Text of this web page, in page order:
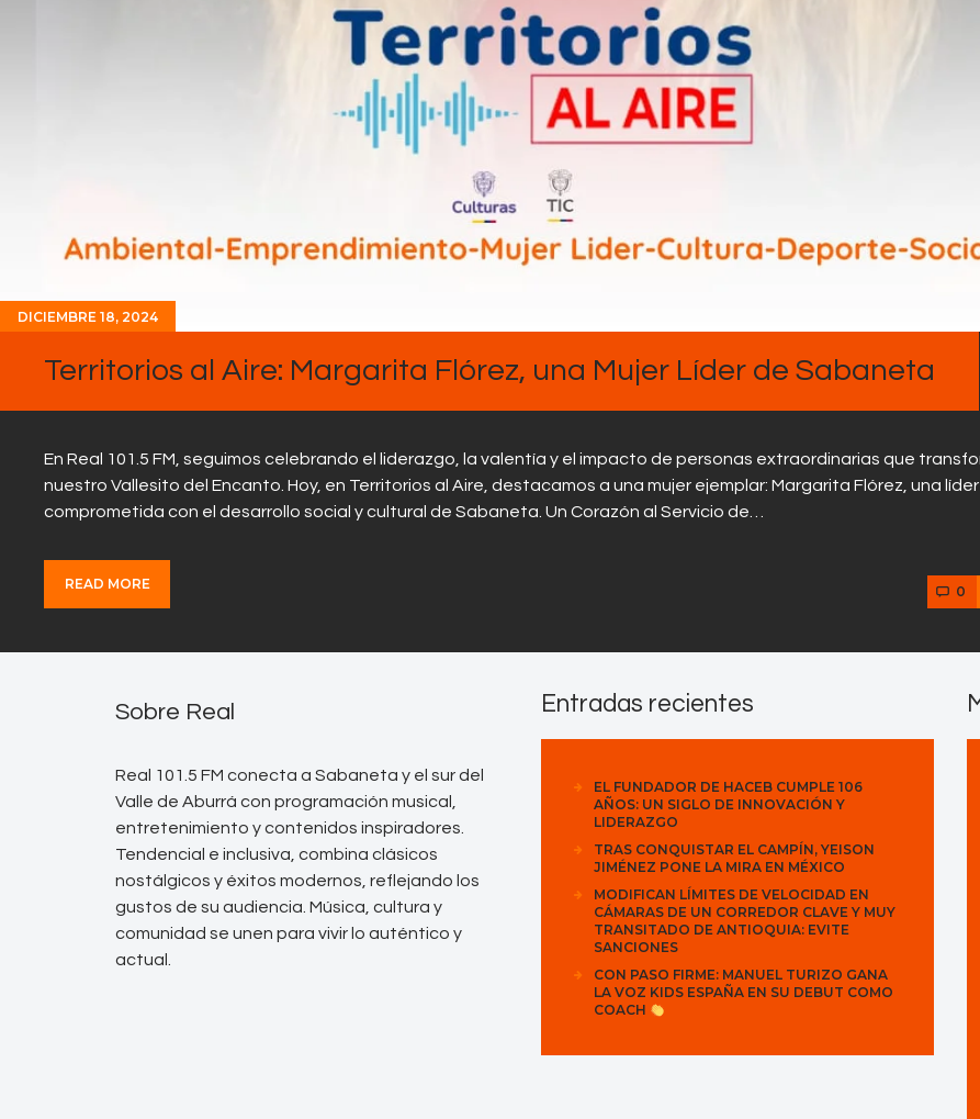
DICIEMBRE 18, 2024
Territorios al Aire: Margarita Flórez, una Mujer Líder de Sabaneta
En Real 101.5 FM, seguimos celebrando el liderazgo, la valentía y el impacto de personas extraordinarias que
nuestro Vallesito del Encanto. Hoy, en Territorios al Aire, destacamos a una mujer ejemplar: Margarita Flórez, una líder
comprometida con el desarrollo social y cultural de Sabaneta. Un Corazón al Servicio de…
READ MORE 0
Sobre Real
Real 101.5 FM conecta a Sabaneta y el sur del
Valle de Aburrá con programación musical,
entretenimiento y contenidos inspiradores.
Tendencial e inclusiva, combina clásicos
nostálgicos y éxitos modernos, reflejando los
gustos de su audiencia. Música, cultura y
comunidad se unen para vivir lo auténtico y
actual.
Entradas recientes
EL FUNDADOR DE HACEB CUMPLE 106
AÑOS: UN SIGLO DE INNOVACIÓN Y
LIDERAZGO
TRAS CONQUISTAR EL CAMPÍN, YEISON
JIMÉNEZ PONE LA MIRA EN MÉXICO
MODIFICAN LÍMITES DE VELOCIDAD EN
CÁMARAS DE UN CORREDOR CLAVE Y MUY
TRANSITADO DE ANTIOQUIA: EVITE
SANCIONES
CON PASO FIRME: MANUEL TURIZO GANA
LA VOZ KIDS ESPAÑA EN SU DEBUT COMO
COACH